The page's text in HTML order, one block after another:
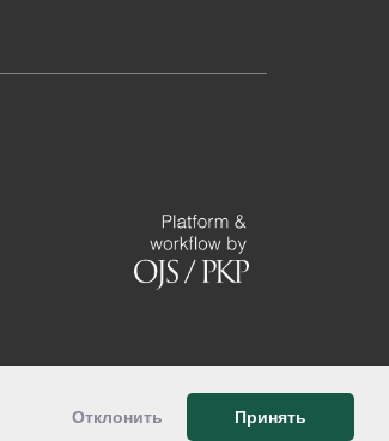
Отклонить Принять